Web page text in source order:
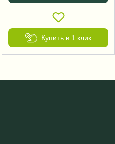
Купить в 1 клик